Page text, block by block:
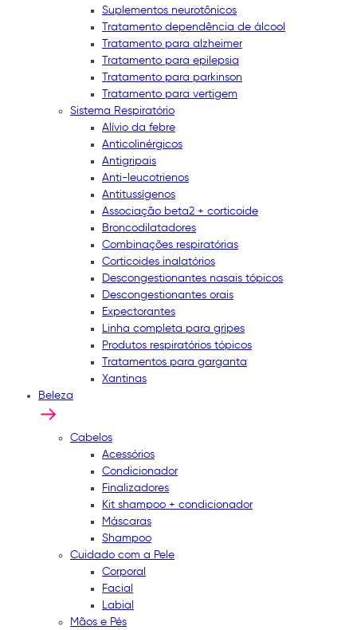
Suplementos neurotônicos
Tratamento dependência de álcool
Tratamento para alzheimer
Tratamento para epilepsia
Tratamento para parkinson
Tratamento para vertigem
Sistema Respiratório
Alívio da febre
Anticolinérgicos
Antigripais
Anti-leucotrienos
Antitussígenos
Associação beta2 + corticoide
Broncodilatadores
Combinações respiratórias
Corticoides inalatórios
Descongestionantes nasais tópicos
Descongestionantes orais
Expectorantes
Linha completa para gripes
Produtos respiratórios tópicos
Tratamentos para garganta
Xantinas
Beleza
Cabelos
Acessórios
Condicionador
Finalizadores
Kit shampoo + condicionador
Máscaras
Shampoo
Cuidado com a Pele
Corporal
Facial
Labial
Mãos e Pés